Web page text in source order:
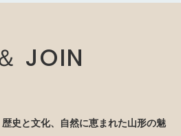
JOIN
史と文化、自然に恵まれた山形の魅